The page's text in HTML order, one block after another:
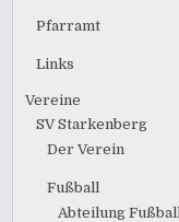
Pfarramt
Links
Vereine
SV Starkenberg
Der Verein
Fußball
Abteilung Fußball